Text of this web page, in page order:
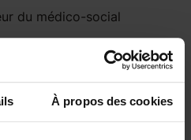
À propos des cookies
du médico-social